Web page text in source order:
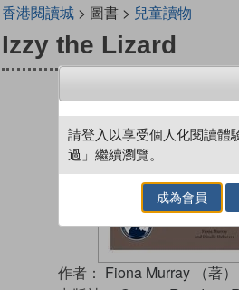
香港閱讀城> 圖書 > 兒童讀物
Izzy the Lizard
作者： Fiona Murray （著）
請登入以享受個人化閱讀體
過」繼續瀏覽。
成為會員